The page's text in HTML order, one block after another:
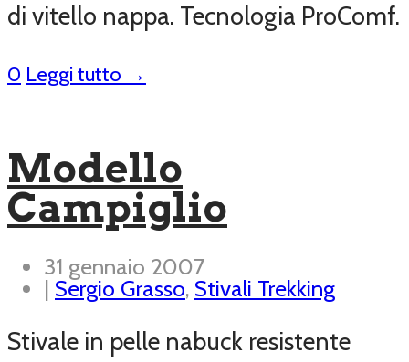
di vitello nappa. Tecnologia ProComf.
0 Leggi tutto →
Modello
Campiglio
31 gennaio 2007
| Sergio Grasso, Stivali Trekking
Stivale in pelle nabuck resistente